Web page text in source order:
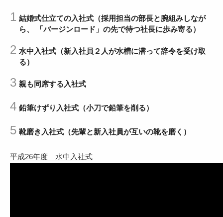
結婚式仕立ての入社式（採用担当の部長と腕組みしなが
ら、 「バージンロード」の先で待つ社長に歩み寄る）
水中入社式（新入社員２人が水槽に潜って辞令を受け取
る）
親も同席する入社式
鉛筆けずり入社式（小刀で鉛筆を削る）
靴磨き入社式（先輩と新入社員が互いの靴を磨く）
平成26年度 水中入社式